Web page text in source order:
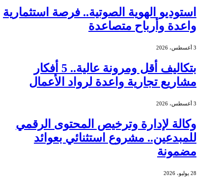
استوديو الهوية الصوتية.. فرصة استثمارية
واعدة وأرباح متصاعدة
3 أغسطس، 2026
بتكاليف أقل ومرونة عالية.. 5 أفكار
مشاريع تجارية واعدة لرواد الأعمال
3 أغسطس، 2026
وكالة لإدارة وترخيص المحتوى الرقمي
للمبدعين.. مشروع استثنائي بعوائد
مضمونة
28 يوليو، 2026